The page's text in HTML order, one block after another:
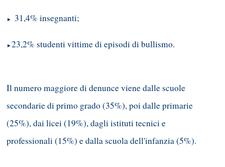
► 31,4% insegnanti;
►23,2% studenti vittime di episodi di bullismo.
Il numero maggiore di denunce viene dalle scuole
secondarie di primo grado (35%), poi dalle primarie
(25%), dai licei (19%), dagli istituti tecnici e
professionali (15%) e dalla scuola dell'infanzia (5%).